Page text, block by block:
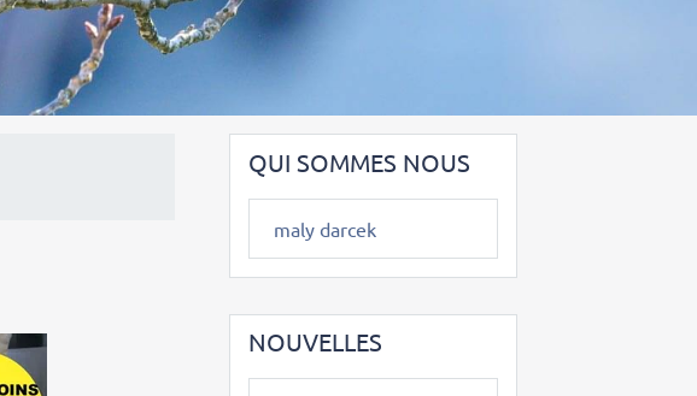
QUI SOMMES NOUS
maly darcek
NOUVELLES